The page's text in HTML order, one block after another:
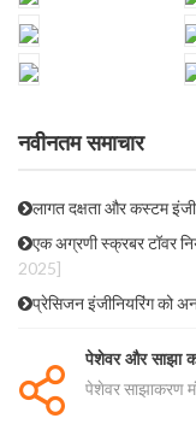
नवीनतम समाचार
लागत दक्षता और कस्टम
एक अग्रणी स्क्रबर टॉवर
2025]
प्रेसिजन इंजीनियरिंग को
पेशेवर और साझा
पेशेवर साझाकरण